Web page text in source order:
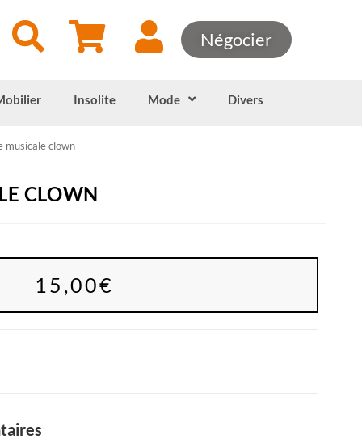
Négocier
Insolite Mode Divers
musicale clown
CLOWN
15,00€